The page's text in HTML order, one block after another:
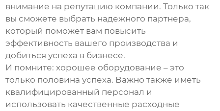
внимание на репутацию компании. Только так
вы сможете выбрать надежного партнера,
который поможет вам повысить
эффективность вашего производства и
добиться успеха в бизнесе.
И помните: хорошее оборудование – это
только половина успеха. Важно также иметь
квалифицированный персонал и
использовать качественные расходные